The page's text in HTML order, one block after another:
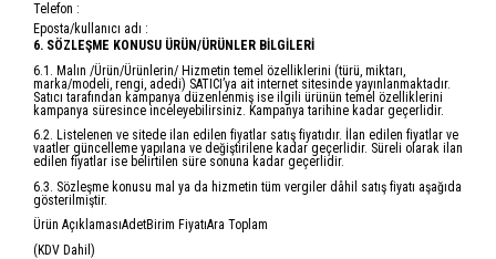
Telefon :
Eposta/kullanıcı adı :
6. SÖZLEŞME KONUSU ÜRÜN/ÜRÜNLER BİLGİLERİ
6.1. Malın /Ürün/Ürünlerin/ Hizmetin temel özelliklerini (türü, miktarı,
marka/modeli, rengi, adedi) SATICI’ya ait internet sitesinde yayınlanmaktadır.
Satıcı tarafından kampanya düzenlenmiş ise ilgili ürünün temel özelliklerini
kampanya süresince inceleyebilirsiniz. Kampanya tarihine kadar geçerlidir.
6.2. Listelenen ve sitede ilan edilen fiyatlar satış fiyatıdır. İlan edilen fiyatlar ve
vaatler güncelleme yapılana ve değiştirilene kadar geçerlidir. Süreli olarak ilan
edilen fiyatlar ise belirtilen süre sonuna kadar geçerlidir.
6.3. Sözleşme konusu mal ya da hizmetin tüm vergiler dâhil satış fiyatı aşağıda
gösterilmiştir.
Ürün AçıklamasıAdetBirim FiyatıAra Toplam
(KDV Dahil)